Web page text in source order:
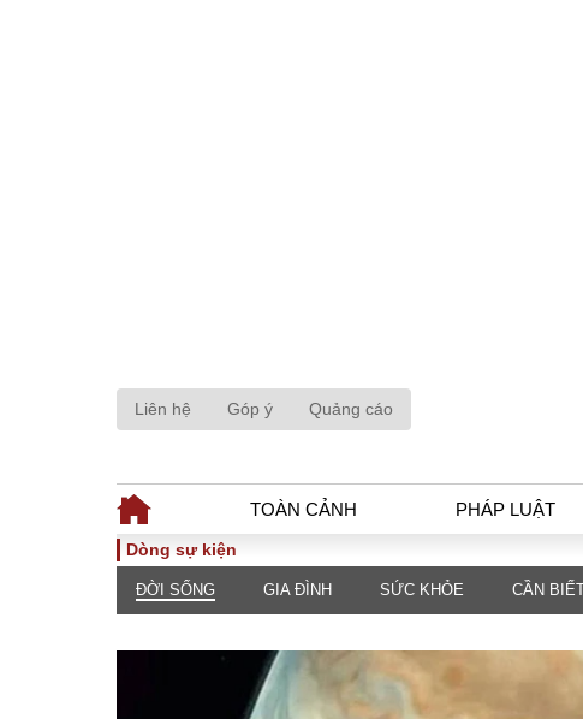
Liên hệ Góp ý Quảng cáo
TOÀN CẢNH PHÁP LUẬT
TOÀN CẢNH
Chính sách
Sự kiện
PHÁP LUẬT
Dòng sự kiện
ĐỜI SỐNG GIA ĐÌNH SỨC KHỎE CẦN